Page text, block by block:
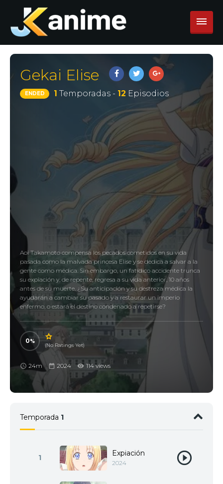
Gekai Elise
ENDED 1 Temporadas - 12 Episodios
Aoi Takamoto compensa los pecados cometidos en su vida
pasada como la malvada princesa Elise y se dedica a salvar a la
gente como médica. Sin embargo, un fatídico accidente trunca
su expiación y, de repente, regresa a su vida anterior, 10 años
antes de su muerte. ¿Su anticipación y su destreza médica la
ayudarán a cambiar su pasado y a restaurar un imperio
enfermo, o estará el destino condenado a repetirse?
0
(No Ratings Yet)
24m 2024 114 views
Temporada 1
1 Expiación
2024